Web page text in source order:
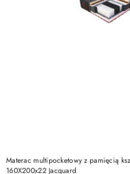
Materac multipocketowy z pamięcią
160X200x22 Jacquard